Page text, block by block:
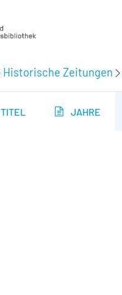
Historische Zeitungen
TITEL JAHRE